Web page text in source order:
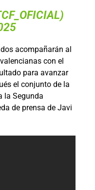
acompañarán al
con el
para avanzar
el conjunto de la
la Segunda
de prensa de Javi